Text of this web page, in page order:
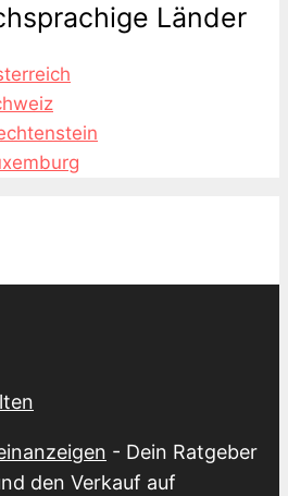
Länder
- Dein Ratgeber
den Verkauf auf